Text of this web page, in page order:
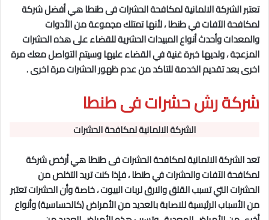
تعتبرالشركة الالمانية لمكافحة الحشراتفى طنطاهي أفضل شركة
لمكافحة الآفات في طنطا، لأنها تمتلك مجموعة من الأدوات
والمعدات وأحدث أنواع المبيدات الحشرية للقضاء على هذه الحشرات
المزعجة ، ولديها خبرة غنية في القضاء عليها وسيتم التواصل معك مرة
اخرى بعد تقديم الخدمة للتاكد من عدم ظهور الحشرات مرة اخرى .
شركة رش حشرات فى طنطا
الشركة الالمانية لمكافحة الحشرات
تعدالشركة الالمانية لمكافحة الحشرات فى طنطاهي أرخص شركة
لمكافحة الآفات والحشرات في طنطا، فإذا كنت تريد التخلص من
الحشرات التي تسبب القلق والارق لربات البيوت ، خاصة وأن الحشرات تعتبر
من الأسباب الرئيسية للاصابة بالعديد من الأمراض (كالحساسية) وأنواع